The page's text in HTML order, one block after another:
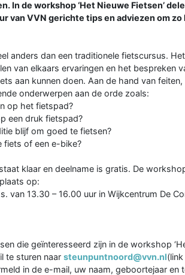
In de workshop ‘Het Nieuwe Fietsen’
van VVN gerichte tips en adviezen om
anders dan een traditionele fietscursus.
van elkaars ervaringen en het bespreken
aan kunnen doen. Aan de hand van
onderwerpen aan de orde zoals:
op het fietspad?
een druk fietspad?
blijf om goed te fietsen?
fiets of een e-bike?
klaar en deelname is gratis. De
op:
van 13.30 – 16.00 uur in Wijkcentrum De
die geïnteresseerd zijn in de workshop
te sturen naar steunpuntnoord@vvn.nl
in de e-mail, uw naam, geboortejaar